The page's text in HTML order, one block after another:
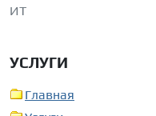
ИТ
УСЛУГИ
Главная